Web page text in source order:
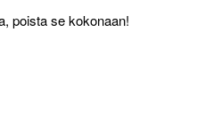
poista se kokonaan!